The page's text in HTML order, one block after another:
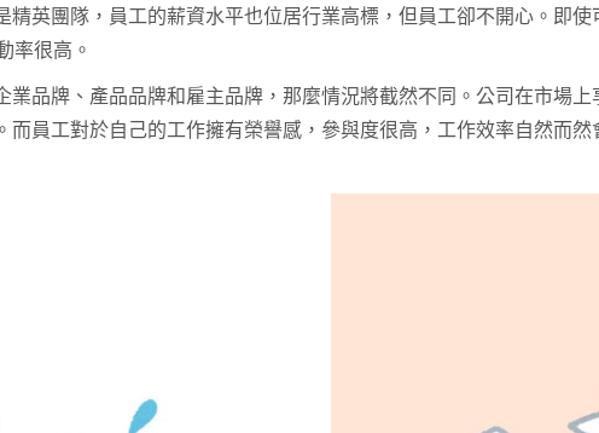
精英團隊，員工的薪資水平也位居行業高標，但員工卻不開心。即
率很高。
業品牌、產品品牌和雇主品牌，那麼情況將截然不同。公司在市場
而員工對於自己的工作擁有榮譽感，參與度很高，工作效率自然而